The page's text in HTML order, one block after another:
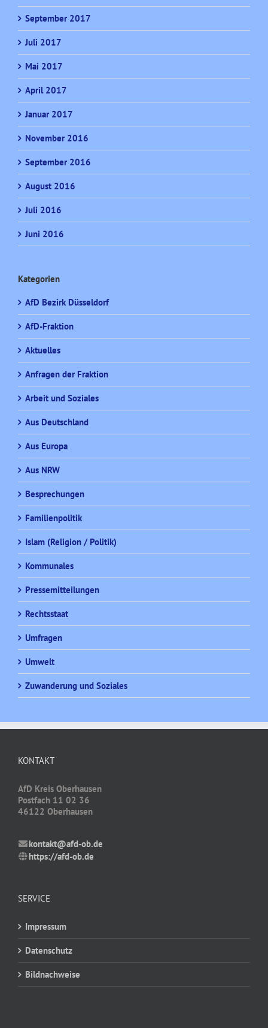
September 2017
Juli 2017
Mai 2017
April 2017
Januar 2017
November 2016
September 2016
August 2016
Juli 2016
Juni 2016
Kategorien
AfD Bezirk Düsseldorf
AfD-Fraktion
Aktuelles
Anfragen der Fraktion
Arbeit und Soziales
Aus Deutschland
Aus Europa
Aus NRW
Besprechungen
Familienpolitik
Islam (Religion / Politik)
Kommunales
Pressemitteilungen
Rechtsstaat
Umfragen
Umwelt
Zuwanderung und Soziales
KONTAKT
AfD Kreis Oberhausen
Postfach 11 02 36
46122 Oberhausen
kontakt@afd-ob.de
https://afd-ob.de
SERVICE
Impressum
Datenschutz
Bildnachweise